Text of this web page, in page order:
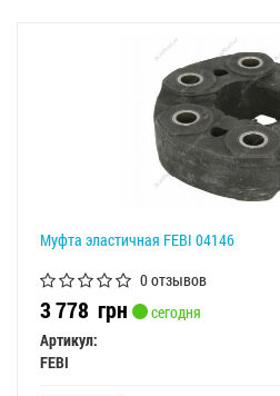
Муфта эластичная FEBI 04146
0 отзывов
3 778 грн
сегодня
Артикул:
FEBI